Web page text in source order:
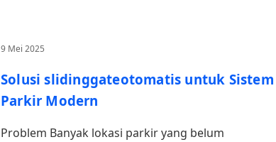
9 Mei 2025
Solusi slidinggateotomatis untuk Sistem
Parkir Modern
Problem Banyak lokasi parkir yang belum